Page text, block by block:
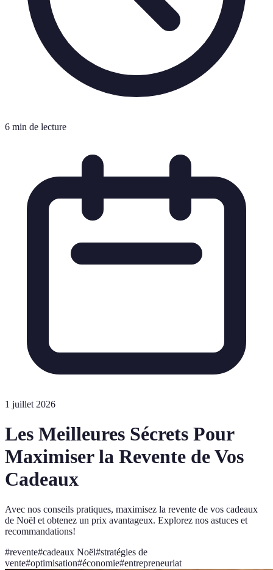
6 min de lecture
1 juillet 2026
Les Meilleures Sécrets Pour
Maximiser la Revente de Vos
Cadeaux
Avec nos conseils pratiques, maximisez la revente de vos cadeaux
de Noël et obtenez un prix avantageux. Explorez nos astuces et
recommandations!
#revente#cadeaux Noël#stratégies de
vente#optimisation#économie#entrepreneuriat